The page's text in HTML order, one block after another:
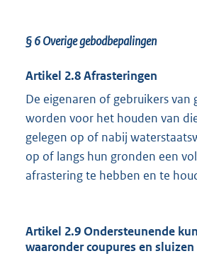
§ 6 Overige gebodbepalingen
Artikel 2.8 Afrasteringen
De eigenaren of gebruikers
worden voor het houden van
gelegen op of nabij
op of langs hun gronden een
afrastering te hebben en te
Artikel 2.9 Ondersteunende
waaronder coupures en sluizen